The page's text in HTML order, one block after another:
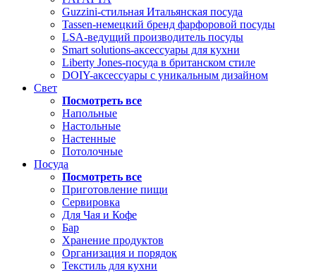
Guzzini-стильная Итальянская посуда
Tassen-немецкий бренд фарфоровой посуды
LSA-ведущий производитель посуды
Smart solutions-аксессуары для кухни
Liberty Jones-посуда в британском стиле
DOIY-аксессуары с уникальным дизайном
Свет
Посмотреть все
Напольные
Настольные
Настенные
Потолочные
Посуда
Посмотреть все
Приготовление пищи
Сервировка
Для Чая и Кофе
Бар
Хранение продуктов
Организация и порядок
Текстиль для кухни